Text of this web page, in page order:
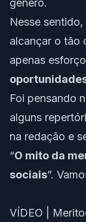
Nesse
alcançar o tão
apenas
Foi pensando
alguns
na redação e
“O mito da
sociais”.
VÍDEO |